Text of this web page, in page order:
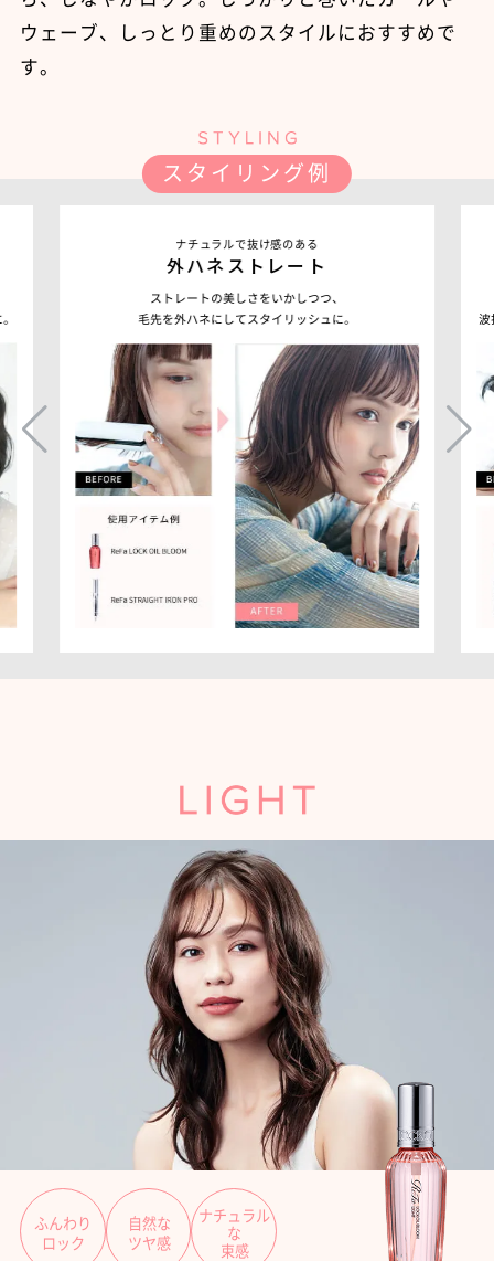
ウェーブ、しっとり重めのスタイルにおすすめで
す。
スタイリング例
ナチュラルで抜け感のある
外ハネストレート
ストレートの美しさをいかしつつ、
毛先を外ハネにしてスタイリッシュに。
波
ふんわり
ロック
自然な
ツヤ感
ナチュラル
な
束感